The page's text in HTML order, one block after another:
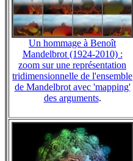
Un hommage à Benoît
Mandelbrot (1924-2010) :
zoom sur une représentation
tridimensionnelle de l'ensemble
de Mandelbrot avec 'mapping'
des arguments.